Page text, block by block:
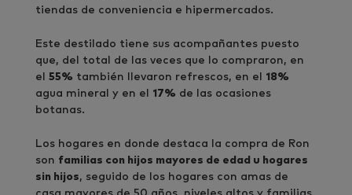
tiendas de conveniencia e hipermercados.
Este destilado tiene sus acompañantes puesto
que, del total de las veces que lo compraron, en
el 55% también llevaron refrescos, en el 18%
agua mineral y en el 17% de las ocasiones
botanas.
Los hogares en donde destaca la compra de Ron
son familias con hijos mayores de edad u hogares
sin hijos, seguido de los hogares con amas de